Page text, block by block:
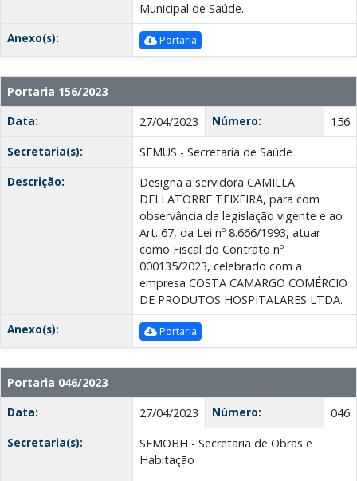
Municipal de Saúde.
Anexo(s):
Portaria
Portaria 156/2023
Data:
27/04/2023 Número:
156
Secretaria(s):
SEMUS - Secretaria de Saúde
Descrição:
Designa a servidora CAMILLA
DELLATORRE TEIXEIRA, para com
observância da legislação vigente e ao
Art. 67, da Lei nº 8.666/1993, atuar
como Fiscal do Contrato nº
000135/2023, celebrado com a
empresa COSTA CAMARGO COMÉRCIO
DE PRODUTOS HOSPITALARES LTDA.
Anexo(s):
Portaria
Portaria 046/2023
Data:
27/04/2023 Número:
046
Secretaria(s):
SEMOBH - Secretaria de Obras e
Habitação